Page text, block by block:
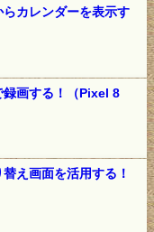
カレンダーを表示す
画する！（Pixel 8
え画面を活用する！